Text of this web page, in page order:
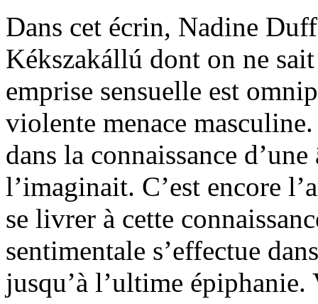
Dans cet écrin, Nadine
Kékszakállú dont on ne
emprise sensuelle est
violente menace
dans la connaissance
l’imaginait. C’est encore
se livrer à cette
sentimentale s’effectue
jusqu’à l’ultime